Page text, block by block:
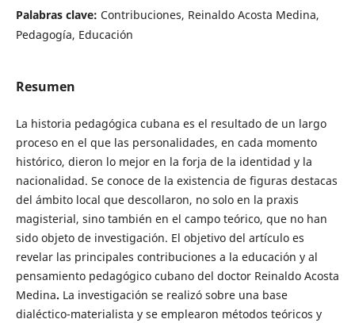
Palabras clave: Contribuciones, Reinaldo Acosta Medina,
Pedagogía, Educación
Resumen
La historia pedagógica cubana es el resultado de un largo
proceso en el que las personalidades, en cada momento
histórico, dieron lo mejor en la forja de la identidad y la
nacionalidad. Se conoce de la existencia de figuras destacas
del ámbito local que descollaron, no solo en la praxis
magisterial, sino también en el campo teórico, que no han
sido objeto de investigación. El objetivo del artículo es
revelar las principales contribuciones a la educación y al
pensamiento pedagógico cubano del doctor Reinaldo Acosta
Medina. La investigación se realizó sobre una base
dialéctico-materialista y se emplearon métodos teóricos y